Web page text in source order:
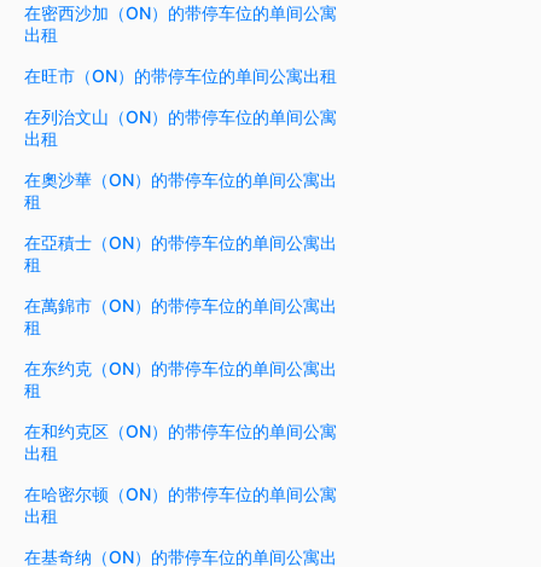
在密西沙加（ON）的带停车位的单间公寓
出租
在旺市（ON）的带停车位的单间公寓出租
在列治文山（ON）的带停车位的单间公寓
出租
在奧沙華（ON）的带停车位的单间公寓出
租
在亞積士（ON）的带停车位的单间公寓出
租
在萬錦市（ON）的带停车位的单间公寓出
租
在东约克（ON）的带停车位的单间公寓出
租
在和约克区（ON）的带停车位的单间公寓
出租
在哈密尔顿（ON）的带停车位的单间公寓
出租
在基奇纳（ON）的带停车位的单间公寓出